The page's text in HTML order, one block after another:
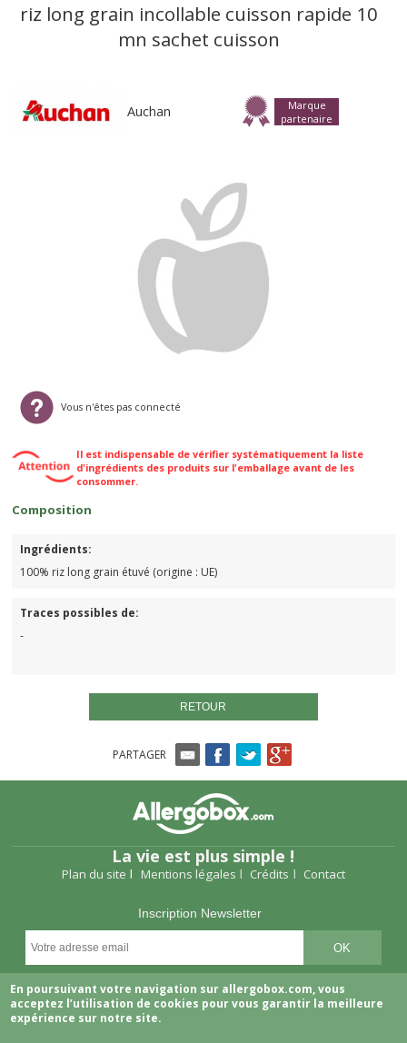
riz long grain incollable cuisson rapide 10
mn sachet cuisson
Auchan
Marque
partenaire
Vous n'êtes pas connecté
Il est indispensable de vérifier systématiquement la liste
d'ingrédients des produits sur l'emballage avant de les
consommer.
Composition
Ingrédients:
100% riz long grain étuvé (origine : UE)
Traces possibles de:
-
RETOUR
PARTAGER
La vie est plus simple !
Plan du site Mentions légales Crédits Contact
Inscription Newsletter
Suivez-nous
En poursuivant votre navigation sur allergobox.com, vous
acceptez l’utilisation de cookies pour vous garantir la meilleure
expérience sur notre site.